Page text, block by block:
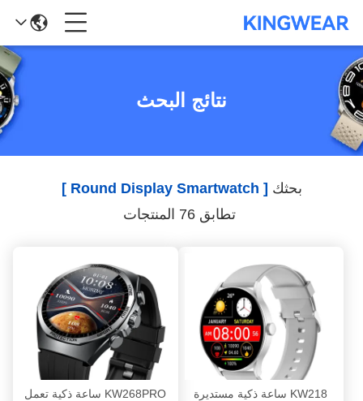
نتائج البحث
بحثك [ Round Display Smartwatch ]
تطابق 76 المنتجات
KW218 ساعة ذكية مستديرة
KW268PRO ساعة ذكية تعمل